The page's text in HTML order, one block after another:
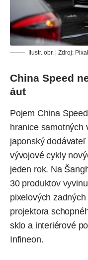
Ilustr. obr. | Zdroj:
China Speed
áut
Pojem China
hranice samotných
japonský
vývojové cykly
jeden rok. Na
30 produktov
pixelových
projektora
sklo a interiérové
Infineon.